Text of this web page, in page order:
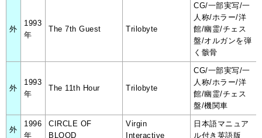
外
1993
年
The 7th Guest Trilobyte
CG/一部実写/一
人称/ホラー/洋
館/幽霊/チェス
盤/オルガンを弾
く骸骨
外
1993
年
The 11th Hour Trilobyte
CG/一部実写/一
人称/ホラー/洋
館/幽霊/チェス
盤/機関車
外
1996
年
CIRCLE OF
BLOOD
Virgin
Interactive
日本語マニュア
ル付き英語版